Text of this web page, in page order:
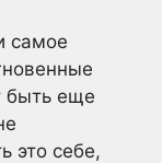
самое
быть еще
это себе,